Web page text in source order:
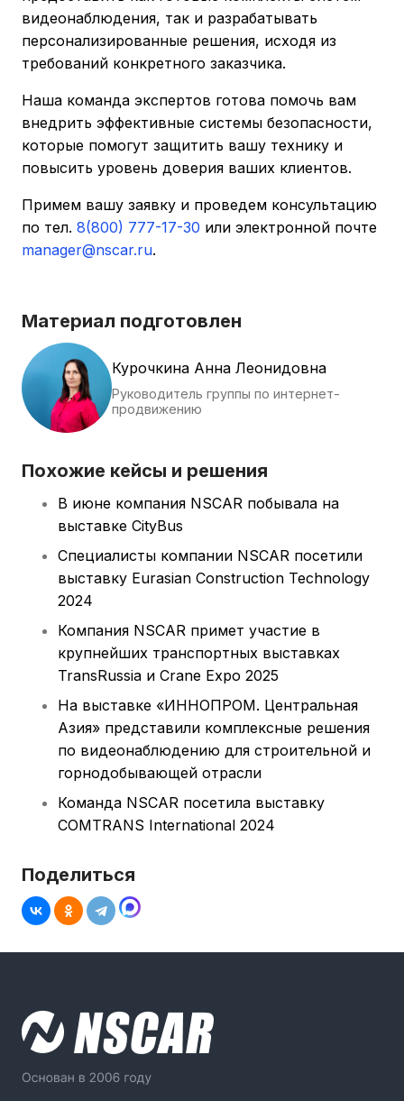
видеонаблюдения, так и разрабатывать
персонализированные решения, исходя из
требований конкретного заказчика.
Наша команда экспертов готова помочь вам
внедрить эффективные системы безопасности,
которые помогут защитить вашу технику и
повысить уровень доверия ваших клиентов.
Примем вашу заявку и проведем консультацию
по тел. 8(800) 777-17-30 или электронной почте
manager@nscar.ru.
Материал подготовлен
Курочкина Анна Леонидовна
Руководитель группы по интернет-
продвижению
Похожие кейсы и решения
В июне компания NSCAR побывала на
выставке CityBus
Специалисты компании NSCAR посетили
выставку Eurasian Construction Technology
2024
Компания NSCAR примет участие в
крупнейших транспортных выставках
TransRussia и Crane Expo 2025
На выставке «ИННОПРОМ. Центральная
Азия» представили комплексные решения
по видеонаблюдению для строительной и
горнодобывающей отрасли
Команда NSCAR посетила выставку
COMTRANS International 2024
Поделиться